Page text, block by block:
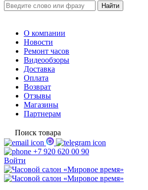
О компании
Новости
Ремонт часов
Видеообзоры
Доставка
Оплата
Возврат
Отзывы
Магазины
Партнерам
Поиск товара
+7 920 620 00 90
Войти